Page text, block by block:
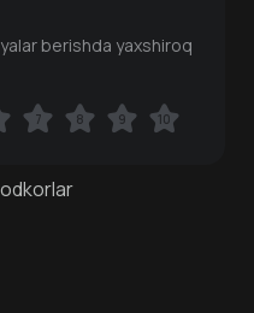
berishda yaxshiroq
7 8 9 10
7 8 9 10